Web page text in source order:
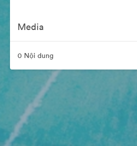
Media
0 Nội dung